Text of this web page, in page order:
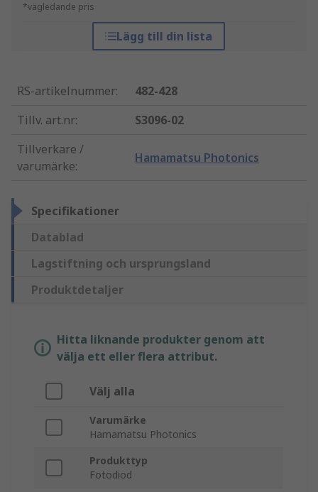
*vägledande pris
Lägg till din lista
RS-artikelnummer:
482-428
Tillv. art.nr:
S3096-02
Tillverkare /
varumärke:
Hamamatsu Photonics
Specifikationer
Datablad
Lagstiftning och ursprungsland
Produktdetaljer
Hitta liknande produkter genom att
välja ett eller flera attribut.
Välj alla
Varumärke
Hamamatsu Photonics
Produkttyp
Fotodiod